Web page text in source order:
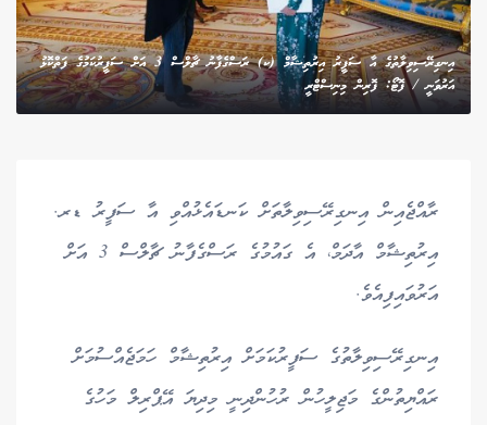
އިނގިރޭސިވިލާތުގެ އާ ސަފީރު އިރުތިޝާމް (ކ) ރަސްގެފާނު ޗާލްސް 3 އަށް ސަފީރުކަމުގެ ފަތްކޮޅު
އަރުވަނީ / ފޮޓޯ: ފޮރިން މިނިސްޓްރީ
ރާއްޖެއިން އިނގިރޭސިވިލާތަށް ކަނޑައެޅުއްވި އާ ސަފީރު ޑރ.
އިރުތިޝާމް އާދަމް، އެ ގައުމުގެ ރަސްގެފާނު ޗާލްސް 3 އަށް
އަރުވައިފިއެވެ.
އިނގިރޭސިވިލާތުގެ ސަފީރުކަމަށް އިރުތިޝާމް ހަމަޖެއްސުމަށް
ރައްޔިތުންގެ މަޖިލީހުން ރުހުންދިނީ މިދިޔަ އޭޕްރިލް މަހުގެ